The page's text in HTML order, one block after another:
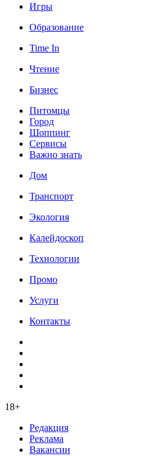
Игры
Образование
Time In
Чтение
Бизнес
Питомцы
Город
Шоппинг
Сервисы
Важно знать
Дом
Транспорт
Экология
Калейдоскоп
Технологии
Промо
Услуги
Контакты
18+
Редакция
Реклама
Вакансии